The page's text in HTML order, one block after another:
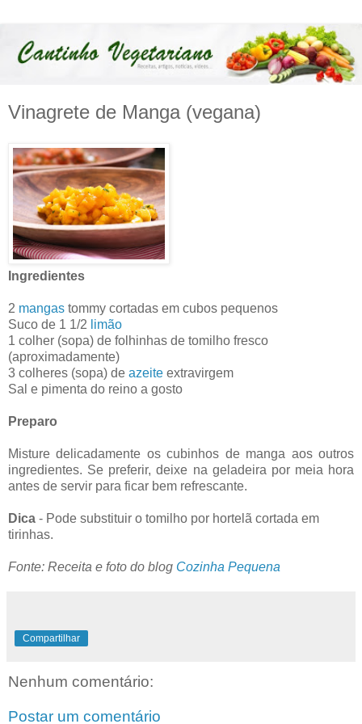
Vinagrete de Manga (vegana)
Ingredientes
2 mangas tommy cortadas em cubos pequenos
Suco de 1 1/2 limão
1 colher (sopa) de folhinhas de tomilho fresco
(aproximadamente)
3 colheres (sopa) de azeite extravirgem
Sal e pimenta do reino a gosto
Preparo
Misture delicadamente os cubinhos de manga aos outros
ingredientes. Se preferir, deixe na geladeira por meia hora
antes de servir para ficar bem refrescante.
Dica - Pode substituir o tomilho por hortelã cortada em
tirinhas.
Fonte: Receita e foto do blog Cozinha Pequena
Compartilhar
Nenhum comentário:
Postar um comentário